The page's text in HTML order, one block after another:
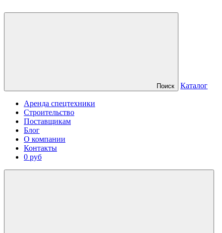
Поиск Каталог
Аренда спецтехники
Строительство
Поставщикам
Блог
О компании
Контакты
0 руб